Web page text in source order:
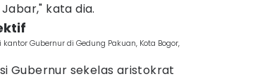
kata dia.
Gubernur di Gedung Pakuan, Kota Bogor,
Gubernur sekelas aristokrat